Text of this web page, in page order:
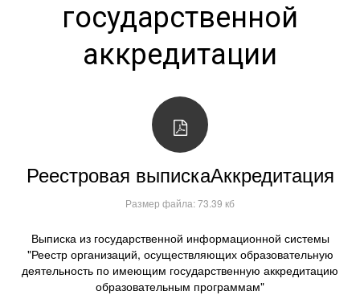
государственной
аккредитации
Реестровая выпискаАккредитация
Размер файла: 73.39 кб
Выписка из государственной информационной системы
"Реестр организаций, осуществляющих образовательную
деятельность по имеющим государственную аккредитацию
образовательным программам"